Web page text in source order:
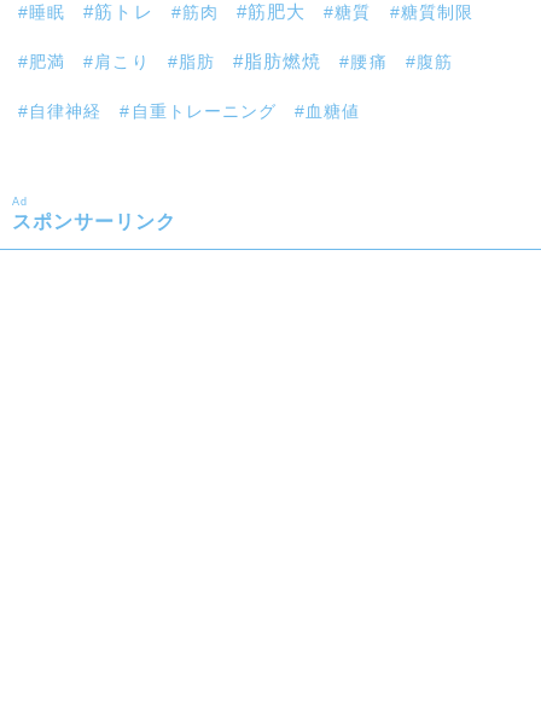
睡眠 筋トレ 筋肉 筋肥大 糖質 糖質制限
肥満 肩こり 脂肪 脂肪燃焼 腰痛 腹筋
自律神経 自重トレーニング 血糖値
Ad
スポンサーリンク